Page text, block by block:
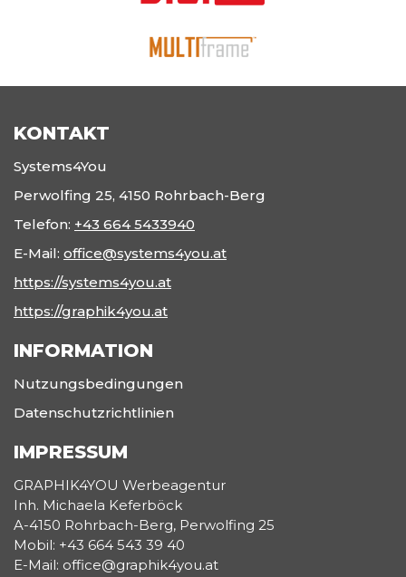
KONTAKT
Systems4You
Perwolfing 25, 4150 Rohrbach-Berg
Telefon: +43 664 5433940
E-Mail: office@systems4you.at
https://systems4you.at
https://graphik4you.at
INFORMATION
Nutzungsbedingungen
Datenschutzrichtlinien
IMPRESSUM
GRAPHIK4YOU Werbeagentur
Inh. Michaela Keferböck
A-4150 Rohrbach-Berg, Perwolfing 25
Mobil: +43 664 543 39 40
E-Mail: office@graphik4you.at